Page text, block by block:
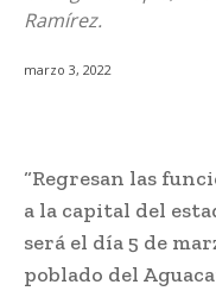
Ramírez.
marzo 3, 2022
“Regresan las
a la capital del
será el día 5 de
poblado del